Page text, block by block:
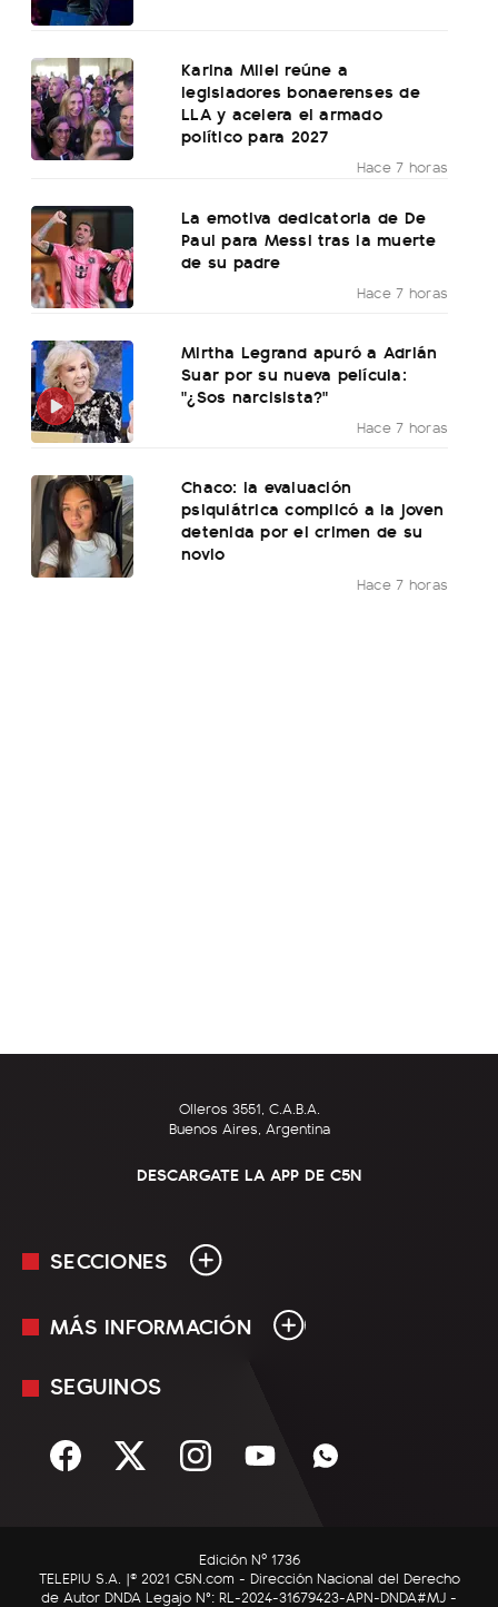
Karina Milei reúne a
legisladores bonaerenses de
LLA y acelera el armado
político para 2027
Hace 7 horas
La emotiva dedicatoria de De
Paul para Messi tras la muerte
de su padre
Hace 7 horas
Mirtha Legrand apuró a Adrián
Suar por su nueva película:
"¿Sos narcisista?"
Hace 7 horas
Chaco: la evaluación
psiquiátrica complicó a la joven
detenida por el crimen de su
novio
Hace 7 horas
Olleros 3551, C.A.B.A.
Buenos Aires, Argentina
DESCARGATE LA APP DE C5N
SECCIONES
En Vivo
Sociedad
C5N Autos
MÁS INFORMACIÓN
Mediakit
Términos y condiciones
SEGUINOS
Edición Nº 1736
TELEPIU S.A. |© 2021 C5N.com - Dirección Nacional del Derecho
de Autor DNDA Legajo N°: RL-2024-31679423-APN-DNDA#MJ -